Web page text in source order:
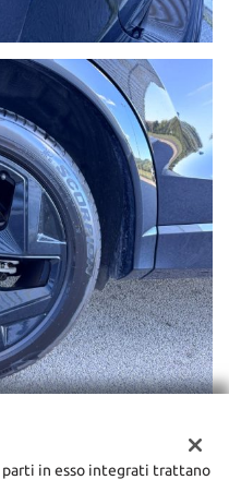
in esso integrati trattano